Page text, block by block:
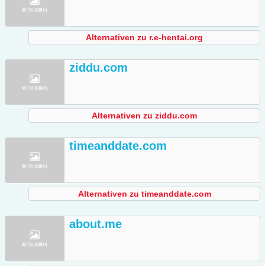
Alternativen zu r.e-hentai.org
ziddu.com
Alternativen zu ziddu.com
timeanddate.com
Alternativen zu timeanddate.com
about.me